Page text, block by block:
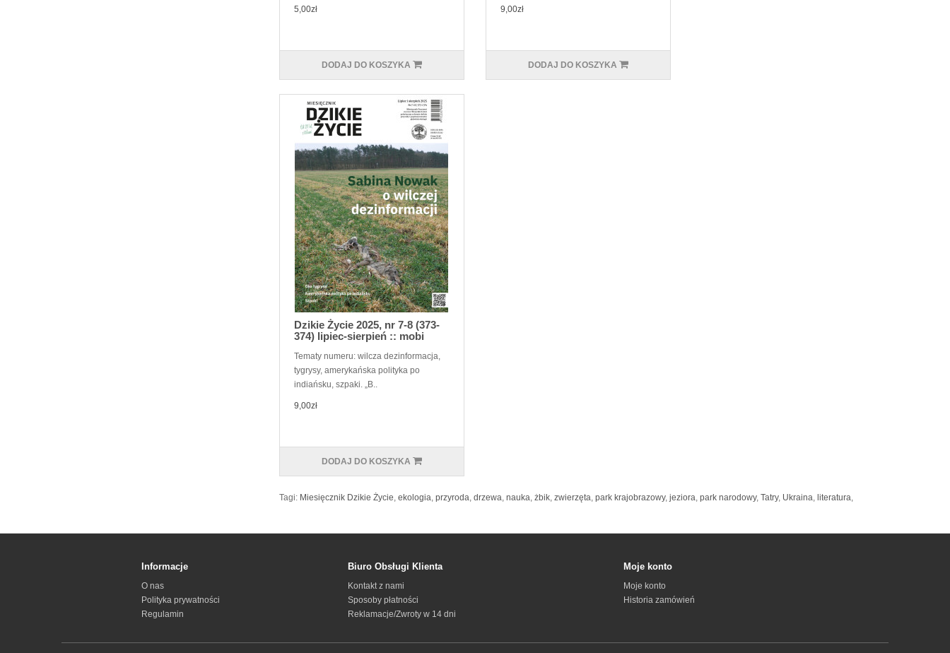
5,00zł
DODAJ DO KOSZYKA
9,00zł
DODAJ DO KOSZYKA
Dzikie Życie 2025, nr 7-8 (373-
374) lipiec-sierpień :: mobi
Tematy numeru: wilcza dezinformacja,
tygrysy, amerykańska polityka po
indiańsku, szpaki. „B..
9,00zł
DODAJ DO KOSZYKA
Tagi: Miesięcznik Dzikie Życie, ekologia, przyroda, drzewa, nauka, żbik, zwierzęta, park krajobrazowy, jeziora, park narodowy, Tatry, Ukraina, literatura,
Informacje
O nas
Polityka prywatności
Regulamin
Biuro Obsługi Klienta
Kontakt z nami
Sposoby płatności
Reklamacje/Zwroty w 14 dni
Moje konto
Moje konto
Historia zamówień